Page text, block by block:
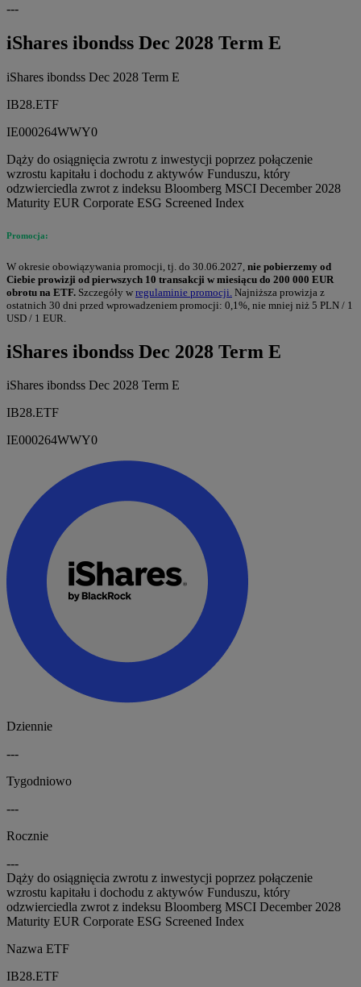
---
iShares ibondss Dec 2028 Term E
iShares ibondss Dec 2028 Term E
IB28.ETF
IE000264WWY0
Dąży do osiągnięcia zwrotu z inwestycji poprzez połączenie
wzrostu kapitału i dochodu z aktywów Funduszu, który
odzwierciedla zwrot z indeksu Bloomberg MSCI December 2028
Maturity EUR Corporate ESG Screened Index
Promocja:
W okresie obowiązywania promocji, tj. do 30.06.2027, nie pobierzemy od
Ciebie prowizji od pierwszych 10 transakcji w miesiącu do 200 000 EUR
obrotu na ETF. Szczegóły w regulaminie promocji. Najniższa prowizja z
ostatnich 30 dni przed wprowadzeniem promocji: 0,1%, nie mniej niż 5 PLN / 1
USD / 1 EUR.
iShares ibondss Dec 2028 Term E
iShares ibondss Dec 2028 Term E
IB28.ETF
IE000264WWY0
Dziennie
---
Tygodniowo
---
Rocznie
---
Dąży do osiągnięcia zwrotu z inwestycji poprzez połączenie
wzrostu kapitału i dochodu z aktywów Funduszu, który
odzwierciedla zwrot z indeksu Bloomberg MSCI December 2028
Maturity EUR Corporate ESG Screened Index
Nazwa ETF
IB28.ETF